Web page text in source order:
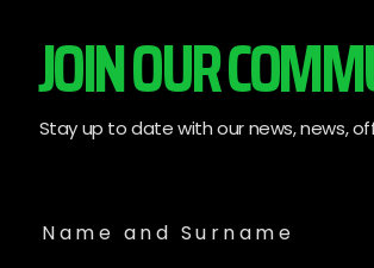
JOIN OUR
Stay up to date with our news, news,
Name and Surname